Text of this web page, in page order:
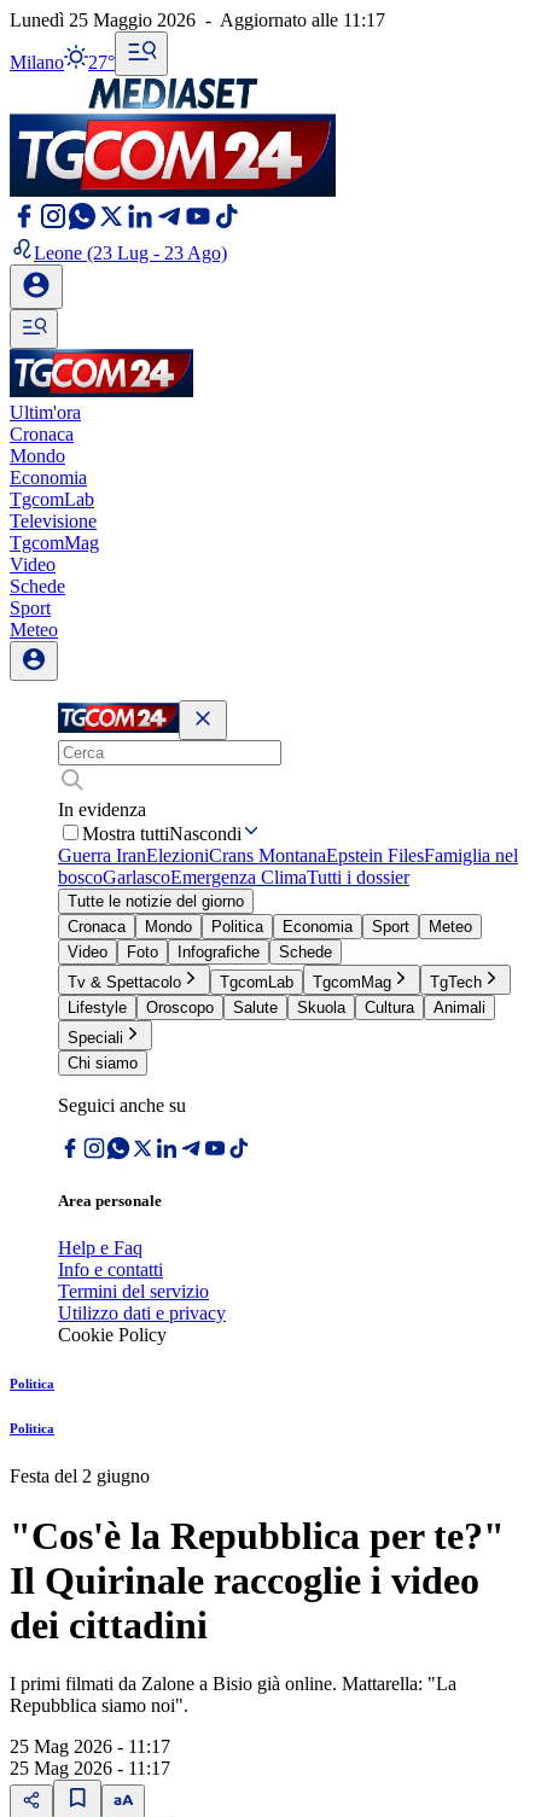
Lunedì 25 Maggio 2026 - Aggiornato alle 11:17
Milano 27°
Leone (23 Lug - 23 Ago)
Ultim'ora
Cronaca
Mondo
Economia
TgcomLab
Televisione
TgcomMag
Video
Schede
Sport
Meteo
In evidenza
Mostra tuttiNascondi
Guerra IranElezioniCrans MontanaEpstein FilesFamiglia nel
boscoGarlascoEmergenza ClimaTutti i dossier
Tutte le notizie del giorno
Cronaca
Mondo Politica Economia Sport
Meteo
Video
Foto Infografiche
Schede
Tv & Spettacolo
TgcomLab TgcomMag
TgTech
Lifestyle
Oroscopo Salute Skuola Cultura
Animali
Speciali
Chi siamo
Seguici anche su
Area personale
Help e Faq
Info e contatti
Termini del servizio
Utilizzo dati e privacy
Cookie Policy
Politica
Politica
Festa del 2 giugno
"Cos'è la Repubblica per te?"
Il Quirinale raccoglie i video
dei cittadini
I primi filmati da Zalone a Bisio già online. Mattarella: "La
Repubblica siamo noi".
25 Mag 2026 - 11:17
25 Mag 2026 - 11:17